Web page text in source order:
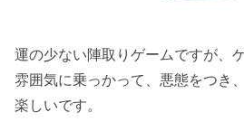
運の少ない陣取りゲームですが、
雰囲気に乗っかって、悪態をつき
楽しいです。